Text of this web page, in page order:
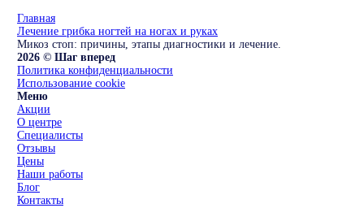
Главная
Лечение грибка ногтей на ногах и руках
Микоз стоп: причины, этапы диагностики и лечение.
2026 © Шаг вперед
Политика конфиденциальности
Использование cookie
Меню
Акции
О центре
Специалисты
Отзывы
Цены
Наши работы
Блог
Контакты